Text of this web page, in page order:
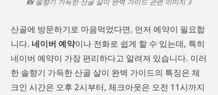
산골에 방문하기로 마음먹었다면, 먼저 예약이 필요합
니다. 네이버 예약이나 전화로 쉽게 할 수 있는데, 특히
네이버 예약이 가장 편리하다고 알려져 있습니다. 이러
한 솔향기 가득한 산골 살이 완벽 가이드의 특징은 체
크인 시간은 오후 2시부터, 체크아웃은 오전 11시까지